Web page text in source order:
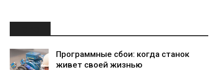
Программные сбои: когда станок
живет своей жизнью